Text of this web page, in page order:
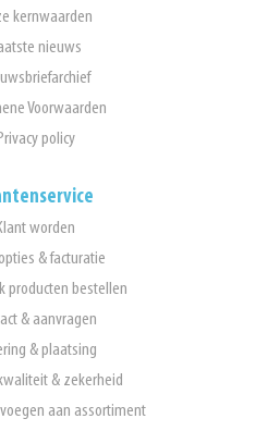
kernwaarden
nieuws
Voorwaarden
Privacy policy
worden
& facturatie
producten bestellen
& aanvragen
& plaatsing
& zekerheid
aan assortiment